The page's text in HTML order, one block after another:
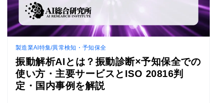
製造業AI特集/異常検知・予知保全
振動解析AIとは？振動診断×予知保全での
使い方・主要サービスとISO 20816判
定・国内事例を解説